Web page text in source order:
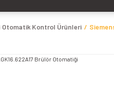
Otomatik Kontrol Ürünleri